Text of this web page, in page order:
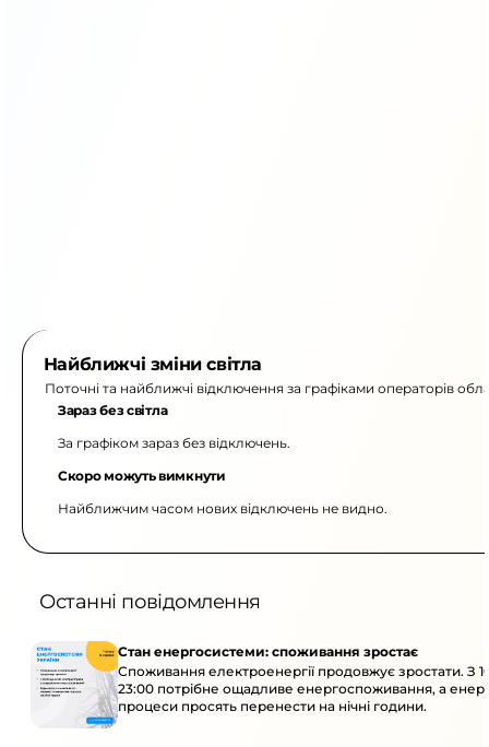
Найближчі зміни світла
Поточні та найближчі відключення за графіками операторів
Зараз без світла
За графіком зараз без відключень.
Скоро можуть вимкнути
Найближчим часом нових відключень не видно.
Останні повідомлення
Стан енергосистеми: споживання зростає
Споживання електроенергії продовжує зростати. З
23:00 потрібне ощадливе енергоспоживання, а
процеси просять перенести на нічні години.